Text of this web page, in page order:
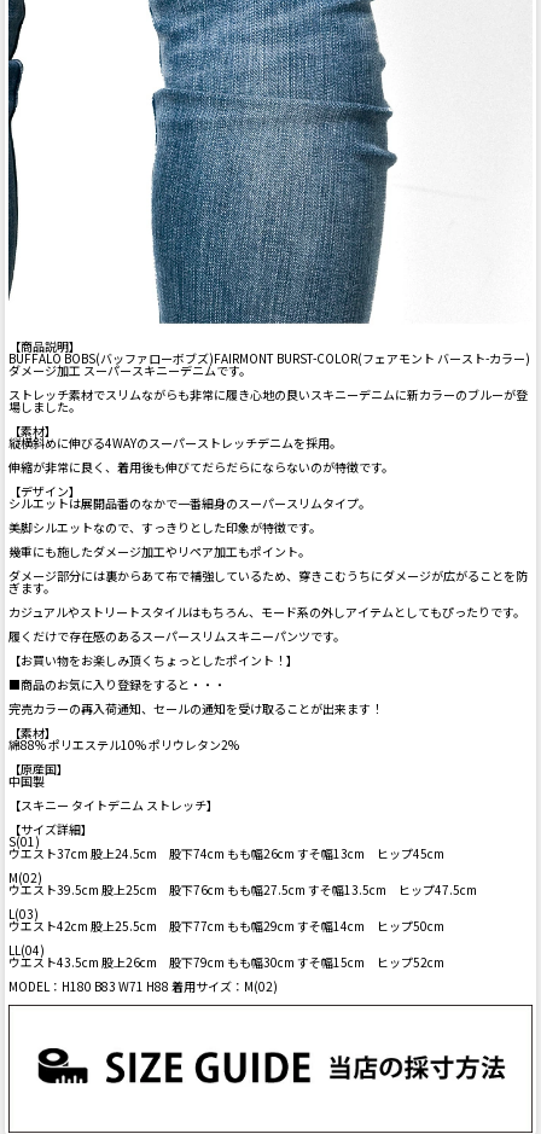
【商品説明】
BUFFALO BOBS(バッファローボブズ)FAIRMONT BURST-COLOR(フェアモント バースト-カラー)
ダメージ加工 スーパースキニーデニムです。
ストレッチ素材でスリムながらも非常に履き心地の良いスキニーデニムに新カラーのブルーが登
場しました。
【素材】
縦横斜めに伸びる4WAYのスーパーストレッチデニムを採用。
伸縮が非常に良く、着用後も伸びてだらだらにならないのが特徴です。
【デザイン】
シルエットは展開品番のなかで一番細身のスーパースリムタイプ。
美脚シルエットなので、すっきりとした印象が特徴です。
幾重にも施したダメージ加工やリペア加工もポイント。
ダメージ部分には裏からあて布で補強しているため、穿きこむうちにダメージが広がることを防
ぎます。
カジュアルやストリートスタイルはもちろん、モード系の外しアイテムとしてもぴったりです。
履くだけで存在感のあるスーパースリムスキニーパンツです。
【お買い物をお楽しみ頂くちょっとしたポイント！】
■商品のお気に入り登録をすると・・・
完売カラーの再入荷通知、セールの通知を受け取ることが出来ます！
【素材】
綿88% ポリエステル10% ポリウレタン2%
【原産国】
中国製
【スキニー タイトデニム ストレッチ】
【サイズ詳細】
S(01)
ウエスト37cm 股上24.5cm 股下74cm もも幅26cm すそ幅13cm ヒップ45cm
M(02)
ウエスト39.5cm 股上25cm 股下76cm もも幅27.5cm すそ幅13.5cm ヒップ47.5cm
L(03)
ウエスト42cm 股上25.5cm 股下77cm もも幅29cm すそ幅14cm ヒップ50cm
LL(04)
ウエスト43.5cm 股上26cm 股下79cm もも幅30cm すそ幅15cm ヒップ52cm
MODEL：H180 B83 W71 H88 着用サイズ：M(02)